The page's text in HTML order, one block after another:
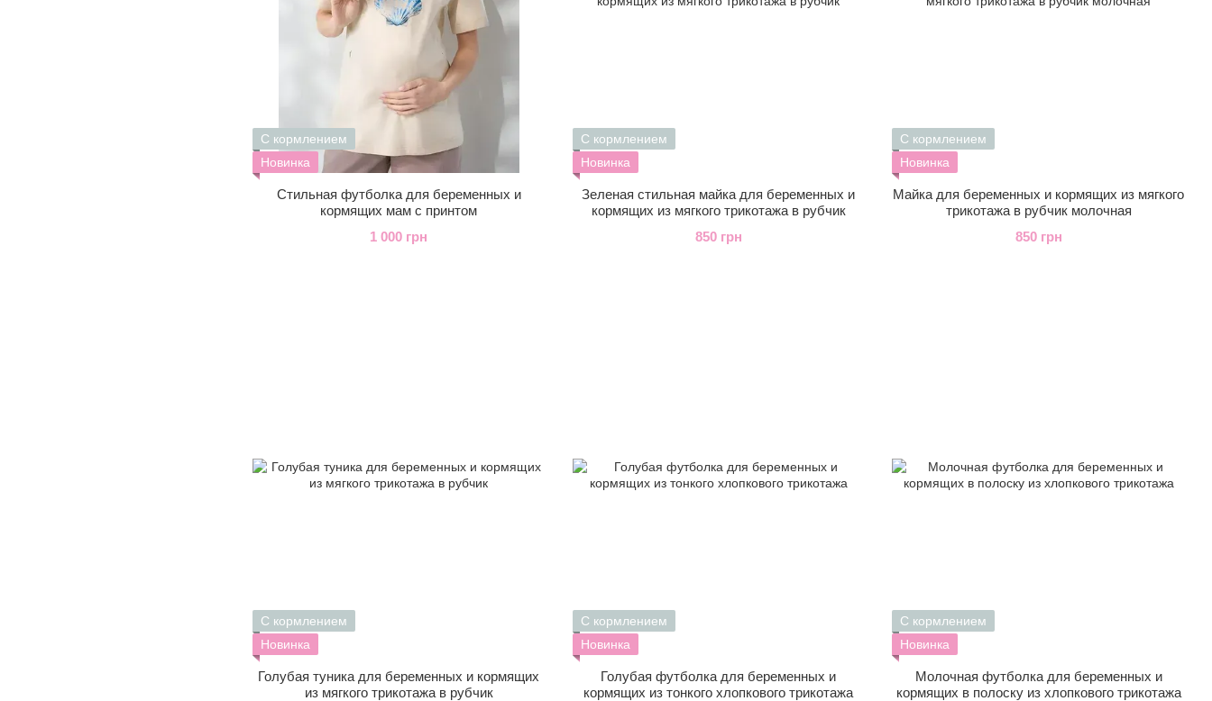
С кормлением
Новинка
Стильная футболка для беременных и
кормящих мам с принтом
1 000 грн
С кормлением
Новинка
Зеленая стильная майка для беременных и
кормящих из мягкого трикотажа в рубчик
850 грн
С кормлением
Новинка
Майка для беременных и кормящих из мягкого
трикотажа в рубчик молочная
850 грн
С кормлением
Новинка
Голубая туника для беременных и кормящих
из мягкого трикотажа в рубчик
С кормлением
Новинка
Голубая футболка для беременных и
кормящих из тонкого хлопкового трикотажа
С кормлением
Новинка
Молочная футболка для беременных и
кормящих в полоску из хлопкового трикотажа